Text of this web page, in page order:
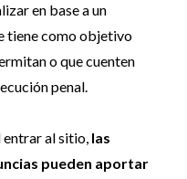
en base a un
tiene como objetivo
o que cuenten
penal.
entrar al sitio, las
pueden aportar